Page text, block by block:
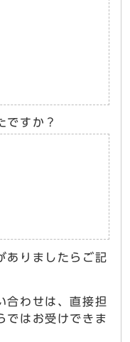
ですか？
ありましたらご記
合わせは、直接担
ではお受けできま